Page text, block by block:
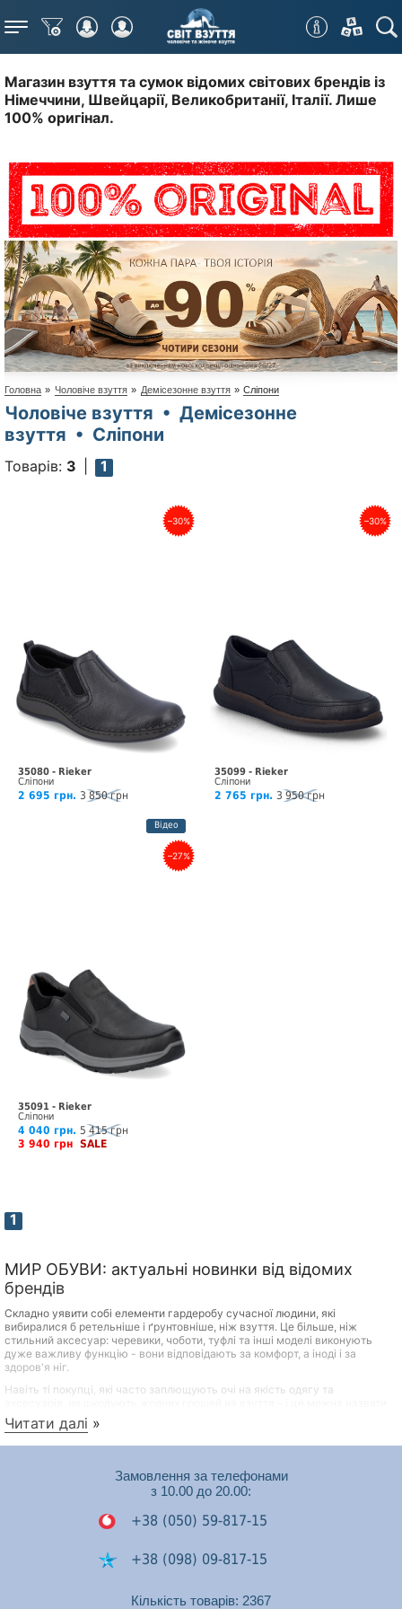
Меню
Магазин взуття та сумок відомих світових брендів із
Німеччини, Швейцарії, Великобританії, Італії. Лише
100% оригінал.
Головна » Чоловіче взуття » Демісезонне взуття » Сліпони
Чоловіче взуття • Демісезонне
взуття • Сліпони
Товарів: 3 1
–30%
35080 - Rieker
Сліпони
2 695 грн. 3 850 грн
Відео
–30%
35099 - Rieker
Сліпони
2 765 грн. 3 950 грн
–27%
35091 - Rieker
Сліпони
4 040 грн. 5 415 грн
3 940 грн SALE
1
МИР ОБУВИ: актуальні новинки від відомих
брендів
Складно уявити собі елементи гардеробу сучасної людини, які
вибиралися б ретельніше і ґрунтовніше, ніж взуття. Це більше, ніж
стильний аксесуар: черевики, чоботи, туфлі та інші моделі виконують
дуже важливу функцію - вони відповідають за комфорт, а іноді і за
здоров'я ніг.
Навіть ті покупці, які часто заплющують очі на якість одягу та
практичним та продуманим підходом. Переваги якісного взуття відомі
всім:
Довговічність
правильному догляді
Сприятливий вплив на самопочуття, настрій та стан
мають коштувати дорого! Переконатись у цьому можна, переглянувши
Читати далі »
Замовлення за телефонами
з 10.00 до 20.00:
+38 (050) 59-817-15
+38 (098) 09-817-15
+38 (050) 53-448-74
Кількість товарів: 2367